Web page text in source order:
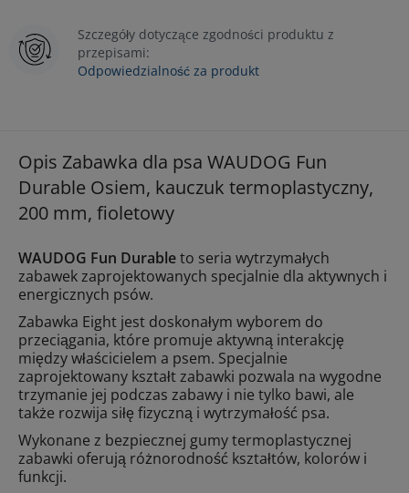
Szczegóły dotyczące zgodności produktu z
przepisami:
Odpowiedzialność za produkt
Opis Zabawka dla psa WAUDOG Fun
Durable Osiem, kauczuk termoplastyczny,
200 mm, fioletowy
WAUDOG Fun Durableto seria wytrzymałych
zabawek zaprojektowanych specjalnie dla aktywnych i
energicznych psów.
Zabawka Eight jest doskonałym wyborem do
przeciągania, które promuje aktywną interakcję
między właścicielem a psem. Specjalnie
zaprojektowany kształt zabawki pozwala na wygodne
trzymanie jej podczas zabawy i nie tylko bawi, ale
także rozwija siłę fizyczną i wytrzymałość psa.
Wykonane z bezpiecznej gumy termoplastycznej
zabawki oferują różnorodność kształtów, kolorów i
funkcji.